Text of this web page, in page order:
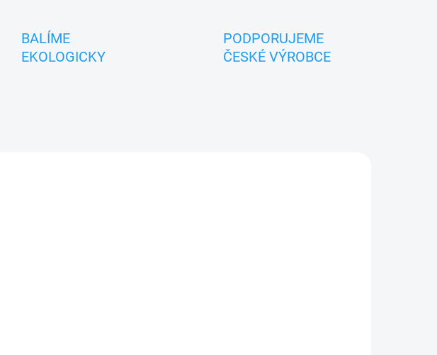
BALÍME
EKOLOGICKY
PODPORUJEME
ČESKÉ VÝROBCE